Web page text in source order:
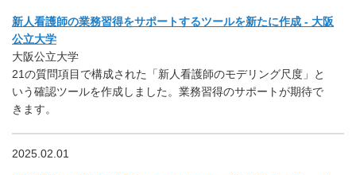
新人看護師の業務習得をサポートするツールを新たに作成 - 大阪
公立大学
大阪公立大学
21の質問項目で構成された「新人看護師のモデリング尺度」と
いう確認ツールを作成しました。業務習得のサポートが期待で
きます。
2025.02.01